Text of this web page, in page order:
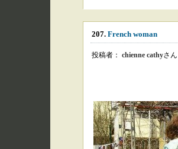
207. French woman
投稿者： chienne cathyさん